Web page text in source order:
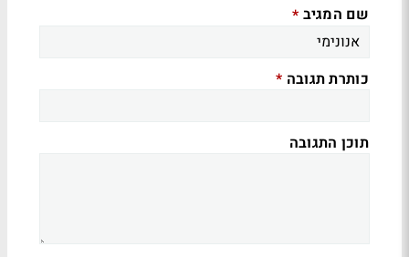
שם המגיב *
כותרת תגובה *
תוכן התגובה